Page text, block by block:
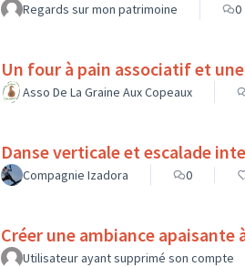
Regards sur mon patrimoine 0
Un four à pain associatif et
Asso De La Graine Aux Copeaux
Danse verticale et escalade
Compagnie Izadora 0
Créer une ambiance apaisante
Utilisateur ayant supprimé son compte